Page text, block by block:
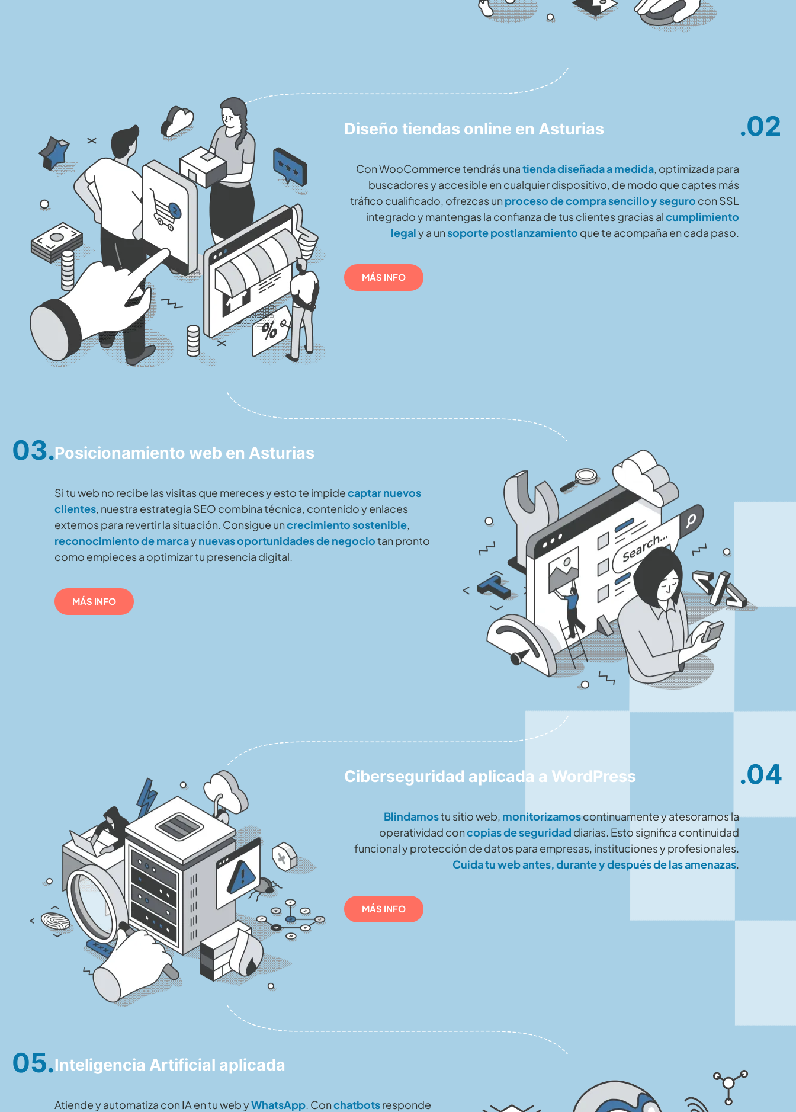
Diseño tiendas online en Asturias
Con WooCommerce tendrás unatienda diseñada a medida, optimizada para
buscadores y accesible en cualquier dispositivo, de modo que captes más
tráfico cualificado, ofrezcas un proceso de compra sencillo y seguro con SSL
integrado y mantengas la confianza de tus clientes gracias alcumplimiento
legaly a unsoporte postlanzamiento que te acompaña en cada paso.
MÁS INFO
.02
03.Posicionamiento web en Asturias
Si tu web no recibe las visitas que mereces y esto te impidecaptar nuevos
clientes, nuestra estrategia SEO combina técnica, contenido y enlaces
externos para revertir la situación. Consigue uncrecimiento sostenible,
reconocimiento de marcaynuevas oportunidades de negociotan pronto
como empieces a optimizar tu presencia digital.
MÁS INFO
Ciberseguridad aplicada a WordPress
Blindamostu sitio web, monitorizamoscontinuamente y atesoramos la
operatividad concopias de seguridad diarias. Esto significa continuidad
funcional y protección de datos para empresas, instituciones y profesionales.
Cuida tu web antes, durante y después de las amenazas.
MÁS INFO
.04
05.Inteligencia Artificial aplicada
Atiende y automatiza con IA en tu web yWhatsApp. Conchatbotsresponde